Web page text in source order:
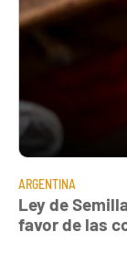
ARGENTINA
Ley de
favor de las